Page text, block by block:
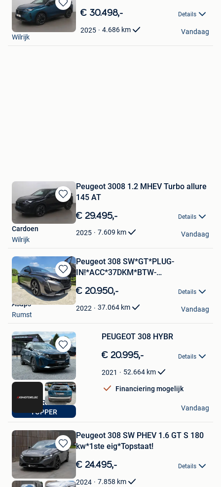
Bewaren
in
Mijn
€ 30.498,- Details
2025 4.686 km
Cardoen
Wilrijk
Vandaag
Bewaren
in
Favorieten
Peugeot 3008 1.2 MHEV Turbo allure
145 AT
€ 29.495,- Details
2025 7.609 km
Cardoen
Wilrijk
Vandaag
Bewaren
in
Mijn
Favorieten
Peugeot 308 SW*GT*PLUG-
IN!*ACC*37DKM*BTW-
€ 20.950,- Details
2022 37.064 km
Asaps
Rumst
Vandaag
Bewaren
in
Mijn
Favorieten
TOPPER
PEUGEOT 308 HYBR
€ 20.995,- Details
2021 52.664 km
Financiering mogelijk
A1 MOTORS BE
Bilzen
Vandaag
Bewaren
in
Mijn
Favorieten
Peugeot 308 SW PHEV 1.6 GT S 180
kw*1ste eig*Topstaat!
€ 24.495,- Details
2024 7.858 km